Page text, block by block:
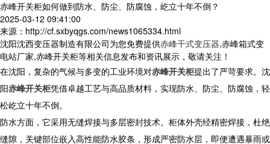
赤峰开关柜如何做到防水、防尘、防腐蚀，屹立十年不倒？
2025-03-12 09:41:00
来源：http://cf.sxbyqgs.com/news1065334.html
沈阳沈西变压器制造有限公司为您免费提供赤峰干式变压器,赤峰箱式变
电站厂家,赤峰开关柜等相关信息发布和资讯展示，敬请关注！
在沈阳，复杂的气候与多变的工业环境对赤峰开关柜提出了严苛要求。沈
阳赤峰开关柜凭借卓越工艺与高品质材料，实现防水、防尘、防腐蚀，轻
松屹立十年不倒。
防水方面，它采用无缝焊接与多层密封技术。柜体外壳经精密焊接，杜绝
缝隙，关键部位嵌入高性能防水胶条，形成严密防水层，即便遭遇暴雨或